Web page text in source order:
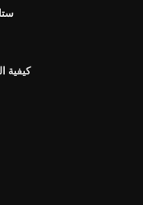
كيفية